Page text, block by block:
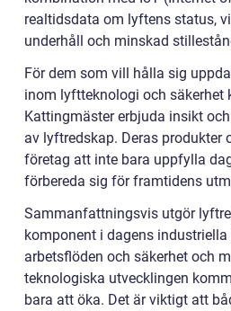
realtidsdata om lyftens status,
underhåll och minskad
För dem som vill hålla sig
inom lyftteknologi och säkerhet
Kattingmäster erbjuda insikt
av lyftredskap. Deras produkter
företag att inte bara uppfylla
förbereda sig för framtidens
Sammanfattningsvis utgör
komponent i dagens
arbetsflöden och säkerhet och
teknologiska utvecklingen
bara att öka. Det är viktigt att